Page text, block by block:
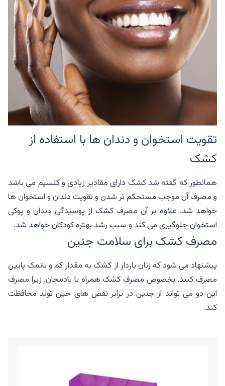
تقویت استخوان و دندان ها با استفاده از
کشک
همانطور که گفته شد کشک دارای مقادیر زیادی و کلسیم می باشد
و مصرف آن موجب مستحکم تر شدن و تقویت دندان و استخوان ها
خواهد شد. علاوه بر آن مصرف کشک از پوسیدگی دندان و پوکی
استخوان جلوگیری می کند و سبب رشد بهتره کودکان خواهد شد.
مصرف کشک برای سلامت جنین
پیشنهاد می شود که زنان باردار از کشک به مقدار کم و بانمک پایین
مصرف کنند. بخصوص مصرف کشک همراه با بادمجان. زیرا مصرف
این دو می تواند از جنین در برابر نقص های حین تولد محافظت
کند.